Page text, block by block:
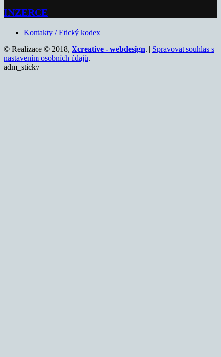
INZERCE
Kontakty / Etický kodex
© Realizace © 2018, Xcreative - webdesign. | Spravovat souhlas s
nastavením osobních údajů.
adm_sticky